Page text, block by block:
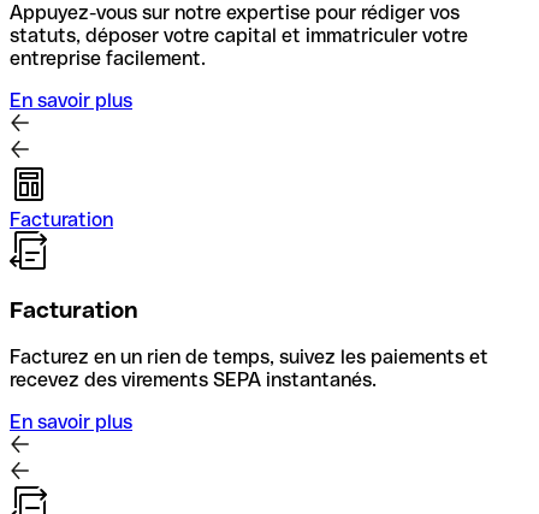
Appuyez-vous sur notre expertise pour rédiger vos
statuts, déposer votre capital et immatriculer votre
entreprise facilement.
En savoir plus
Facturation
Facturation
Facturez en un rien de temps, suivez les paiements et
recevez des virements SEPA instantanés.
En savoir plus